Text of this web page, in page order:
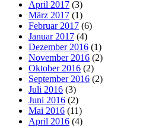
April 2017 (3)
März 2017 (1)
Februar 2017 (6)
Januar 2017 (4)
Dezember 2016 (1)
November 2016 (2)
Oktober 2016 (2)
September 2016 (2)
Juli 2016 (3)
Juni 2016 (2)
Mai 2016 (11)
April 2016 (4)